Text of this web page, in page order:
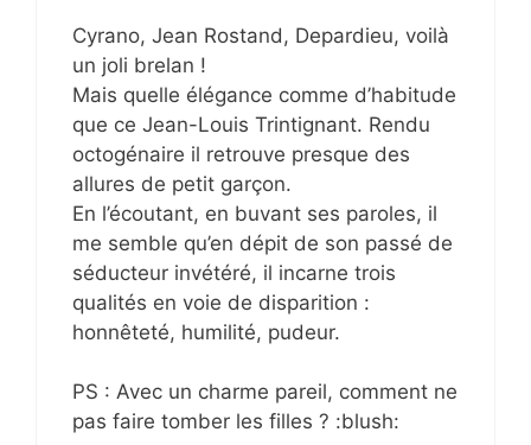
Cyrano, Jean Rostand, Depardieu, voilà
un joli brelan !
Mais quelle élégance comme d’habitude
que ce Jean-Louis Trintignant. Rendu
octogénaire il retrouve presque des
allures de petit garçon.
En l’écoutant, en buvant ses paroles, il
me semble qu’en dépit de son passé de
séducteur invétéré, il incarne trois
qualités en voie de disparition :
honnêteté, humilité, pudeur.
PS : Avec un charme pareil, comment ne
pas faire tomber les filles ? :blush: